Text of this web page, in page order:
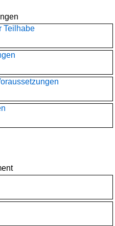
Teilhabe